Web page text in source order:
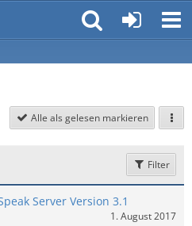
Alle als gelesen markieren
Filter
Server Version 3.1
1. August 2017